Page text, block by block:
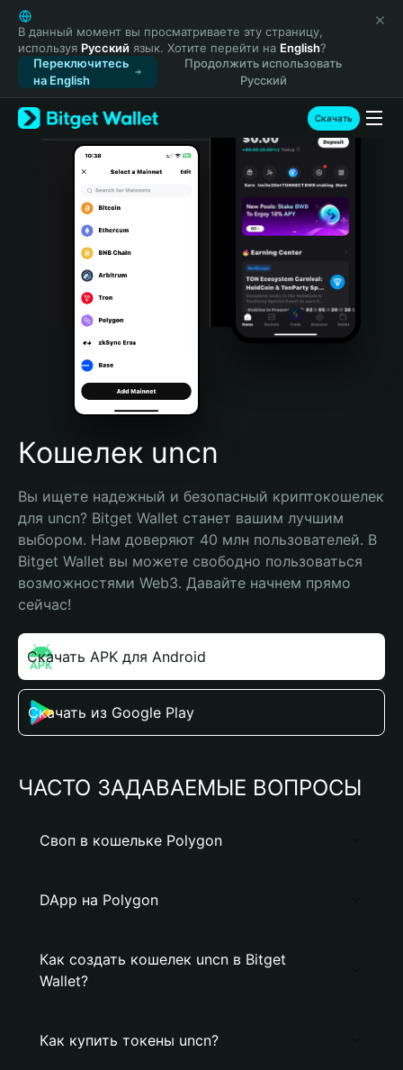
English
日本語
Tiếng Việt
Русский
Español (Latinoamérica)
Türkçe
Italiano
Português (Portugal)
Bahasa Indonesia
Português (Brasil)
Español (Argentina)
В данный момент вы просматриваете эту страницу,
используя Русский язык. Хотите перейти на English?
Переключитесь
на English
Продолжить использовать
Русский
Скачать
Кошелек uncn
Вы ищете надежный и безопасный криптокошелек
для uncn? Bitget Wallet станет вашим лучшим
выбором. Нам доверяют 40 млн пользователей. В
Bitget Wallet вы можете свободно пользоваться
возможностями Web3. Давайте начнем прямо
сейчас!
Скачать APK для Android
Скачать из Google Play
ЧАСТО ЗАДАВАЕМЫЕ ВОПРОСЫ
Своп в кошельке Polygon
DApp на Polygon
Как создать кошелек uncn в Bitget
Wallet?
Как купить токены uncn?